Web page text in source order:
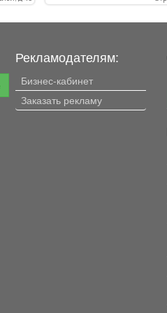
сад,
во
Рекламодателям:
Бизнес-кабинет
Заказать рекламу